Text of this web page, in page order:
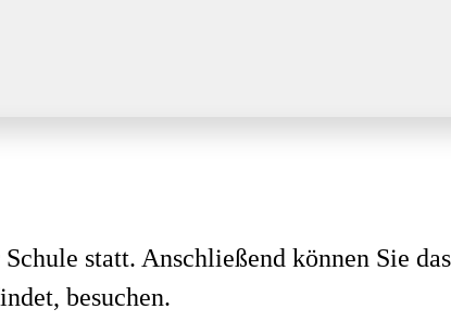
statt. Anschließend können Sie
besuchen.